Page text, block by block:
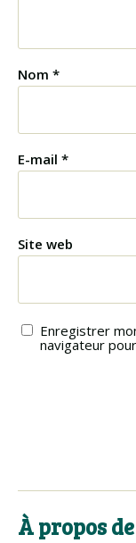
Nom *
E-mail *
Site web
Enregistrer
navigateur
À propos